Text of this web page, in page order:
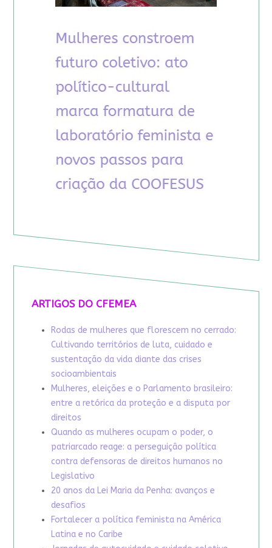
ARTIGOS DO CFEMEA
Rodas de mulheres que florescem no cerrado:
Cultivando territórios de luta, cuidado e
sustentação da vida diante das crises
socioambientais
Mulheres, eleições e o Parlamento brasileiro:
entre a retórica da proteção e a disputa por
direitos
Quando as mulheres ocupam o poder, o
patriarcado reage: a perseguição política
contra defensoras de direitos humanos no
Legislativo
20 anos da Lei Maria da Penha: avanços e
desafios
Fortalecer a política feminista na América
Latina e no Caribe